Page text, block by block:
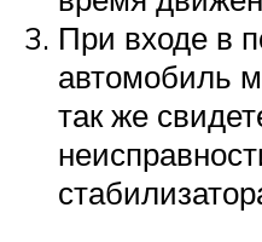
При входе в
автомобиль
так же